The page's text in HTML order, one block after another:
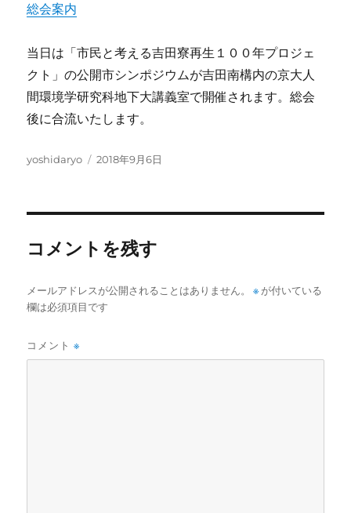
総会案内
当日は「市民と考える吉田寮再生１００年プロジェ
クト」の公開市シンポジウムが吉田南構内の京大人
間環境学研究科地下大講義室で開催されます。総会
後に合流いたします。
投
yoshidaryo
投
2018年9月6日
コメントを残す
メールアドレスが公開されることはありません。 ※ が付いている
欄は必須項目です
コメント※